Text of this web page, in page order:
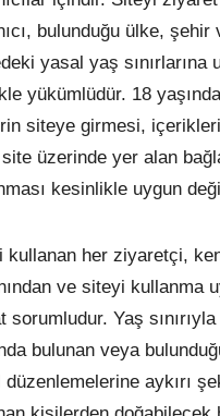
bulunduğu ülke, şehir
yasal yaş sınırlarına
yükümlüdür. 18
siteye girmesi,
üzerinde yer alan
kesinlikle uygun
kullanan her ziyaretçi,
ve siteyi kullanma
sorumludur. Yaş
bulunan veya
düzenlemelerine aykırı